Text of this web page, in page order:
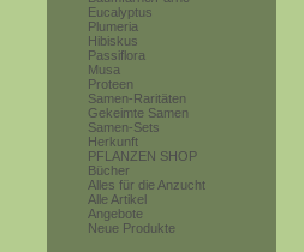
Eucalyptus
Plumeria
Hibiskus
Passiflora
Musa
Proteen
Samen-Raritäten
Gekeimte Samen
Samen-Sets
Herkunft
PFLANZEN SHOP
Bücher
Alles für die Anzucht
Alle Artikel
Angebote
Neue Produkte